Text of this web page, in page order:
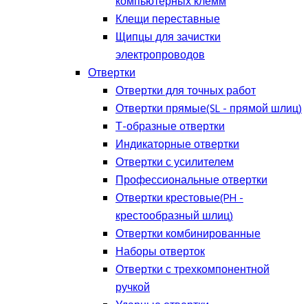
Клещи переставные
Щипцы для зачистки
электропроводов
Отвертки
Отвертки для точных работ
Отвертки прямые(SL - прямой шлиц)
Т-образные отвертки
Индикаторные отвертки
Отвертки с усилителем
Профессиональные отвертки
Отвертки крестовые(PH -
крестообразный шлиц)
Отвертки комбинированные
Наборы отверток
Отвертки с трехкомпонентной
ручкой